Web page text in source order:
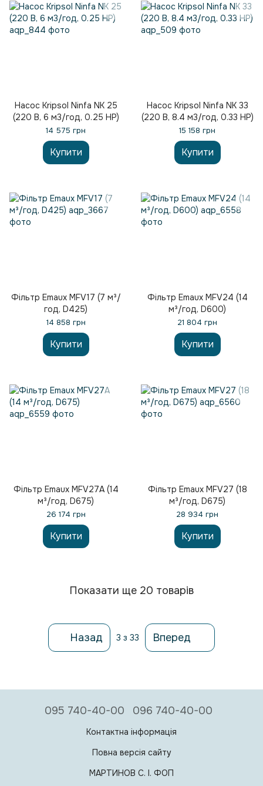
Насос Kripsol Ninfa NK 25
(220 В, 6 м3/год, 0.25 НР)
14 575 грн
Купити
Насос Kripsol Ninfa NK 33
(220 В, 8.4 м3/год, 0.33 НР)
15 158 грн
Купити
Фільтр Emaux MFV17 (7 м³/
год, D425)
14 858 грн
Купити
Фільтр Emaux MFV24 (14
м³/год, D600)
21 804 грн
Купити
Фільтр Emaux MFV27А (14
м³/год, D675)
26 174 грн
Купити
Фільтр Emaux MFV27 (18
м³/год, D675)
28 934 грн
Купити
Показати ще 20 товарів
Назад 3 з 33 Вперед
095 740-40-00 096 740-40-00
Контактна інформація
Повна версія сайту
МАРТИНОВ С. I. ФОП